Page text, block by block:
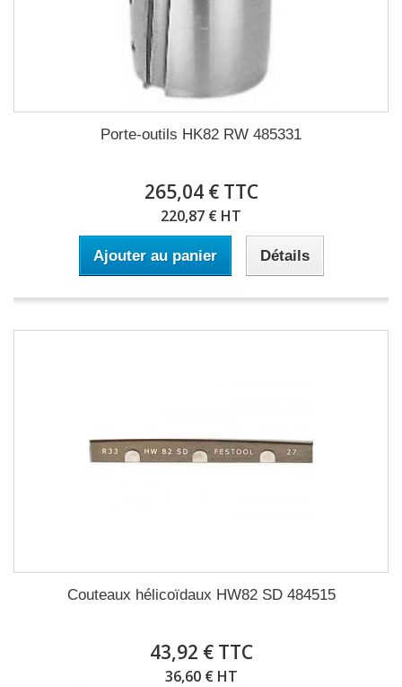
Porte-outils HK82 RW 485331
265,04 € TTC
220,87 € HT
Ajouter au panier Détails
Couteaux hélicoïdaux HW82 SD 484515
43,92 € TTC
36,60 € HT